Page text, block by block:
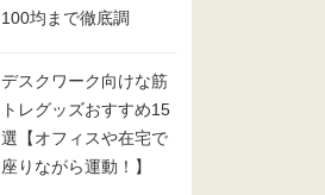
100均まで徹底調
デスクワーク向けな筋
トレグッズおすすめ15
選【オフィスや在宅で
座りながら運動！】